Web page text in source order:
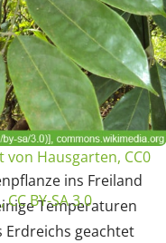
Hausgarten, CC0
BY-SA 3.0
ins Freiland
Temperaturen
Erdreichs geachtet